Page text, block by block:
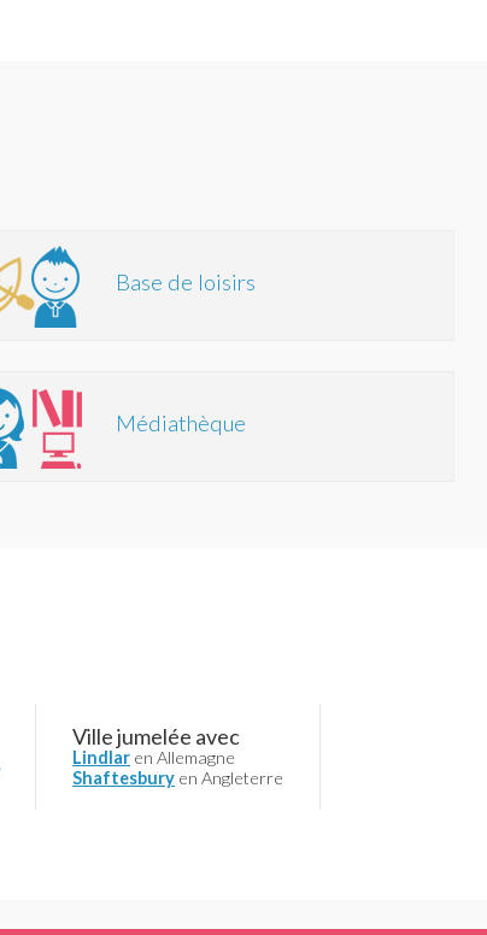
Base de loisirs
Médiathèque
Ville jumelée avec
Lindlar en Allemagne
Shaftesbury en Angleterre